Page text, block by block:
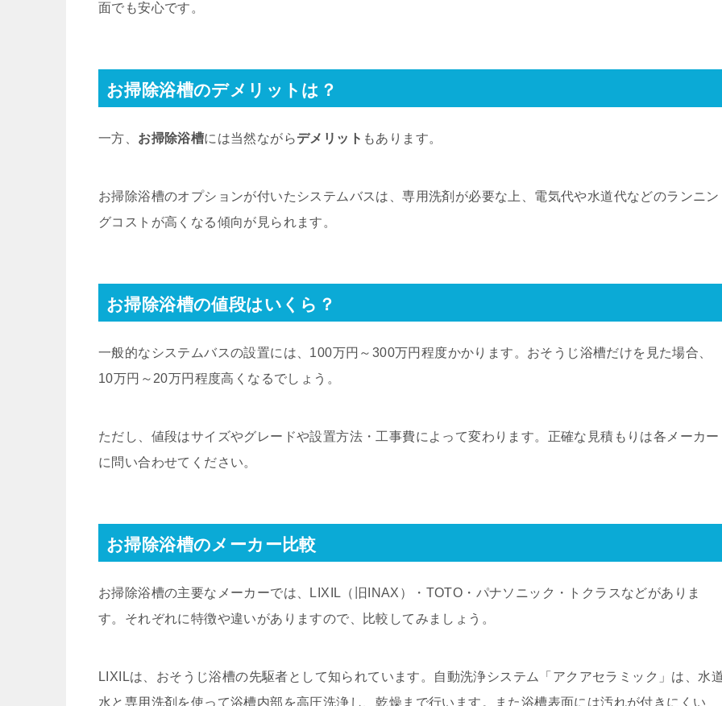
面でも安心です。
お掃除浴槽のデメリットは？
一方、 お掃除浴槽には当然ながらデメリット もあります。
お掃除浴槽のオプションが付いたシステムバスは、専用洗剤が必要な上、電気代や水道代などのランニン
グコストが高くなる傾向が見られます。
お掃除浴槽の値段はいくら？
一般的なシステムバスの設置には、100万円～300万円程度かかります。おそうじ浴槽だけを見た場合、
10万円～20万円程度高くなるでしょう。
ただし、値段はサイズやグレードや設置方法・工事費によって変わります。正確な見積もりは各メーカー
に問い合わせてください。
お掃除浴槽のメーカー比較
お掃除浴槽の主要なメーカーでは、LIXIL（旧INAX）・TOTO・パナソニック・トクラスなどがありま
す。それぞれに特徴や違いがありますので、比較してみましょう。
LIXILは、おそうじ浴槽の先駆者として知られています。自動洗浄システム「アクアセラミック」は、水
水と専用洗剤を使って浴槽内部を高圧洗浄し、乾燥まで行います。また浴槽表面には汚れが付きにくい